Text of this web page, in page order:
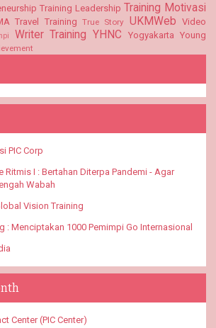
Training Leadership Training Motivasi
Travel Training True Story UKMWeb Video
Writer Training YHNC Yogyakarta
Young
PIC Corp
Ritmis I : Bertahan Diterpa Pandemi - Agar
Wabah
Vision Training
: Menciptakan 1000 Pemimpi Go Internasional
Center (PIC Center)